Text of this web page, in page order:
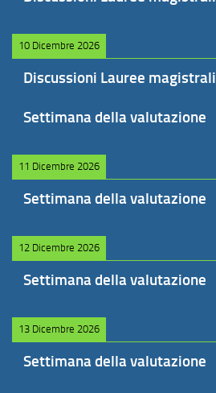
10 Dicembre 2026
Discussioni Lauree magistrali
Settimana della valutazione
11 Dicembre 2026
Settimana della valutazione
12 Dicembre 2026
Settimana della valutazione
13 Dicembre 2026
Settimana della valutazione